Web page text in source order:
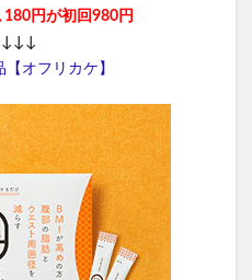
円が初回980円
オフリカケ】